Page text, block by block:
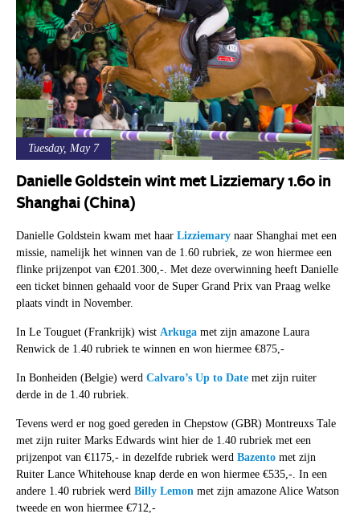
Tuesday, May 7
Danielle Goldstein wint met Lizziemary 1.60 in
Shanghai (China)
Danielle Goldstein kwam met haar Lizziemarynaar Shanghai met een
missie, namelijk het winnen van de 1.60 rubriek, ze won hiermee een
flinke prijzenpot van €201.300,-. Met deze overwinning heeft Danielle
een ticket binnen gehaald voor de Super Grand Prix van Praag welke
plaats vindt in November.
In Le Touguet (Frankrijk) wist Arkugamet zijn amazone Laura
Renwick de 1.40 rubriek te winnen en won hiermee €875,-
In Bonheiden (Belgie) werd Calvaro’s Up to Datemet zijn ruiter
derde in de 1.40 rubriek.
Tevens werd er nog goed gereden in Chepstow (GBR) Montreuxs Tale
met zijn ruiter Marks Edwards wint hier de 1.40 rubriek met een
prijzenpot van €1175,- in dezelfde rubriek werd Bazentomet zijn
Ruiter Lance Whitehouse knap derde en won hiermee €535,-. In een
andere 1.40 rubriek werd Billy Lemonmet zijn amazone Alice Watson
tweede en won hiermee €712,-